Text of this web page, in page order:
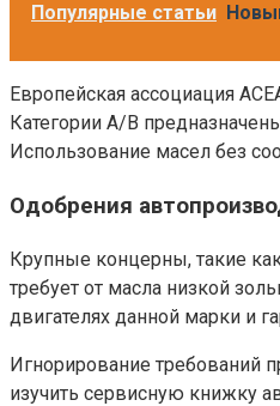
Популярные статьи
Европейская ассоциация
Категории A/B
Использование масел без
Одобрения
Крупные концерны, такие
требует от масла низкой
двигателях данной марки и
Игнорирование требований
изучить сервисную книжку